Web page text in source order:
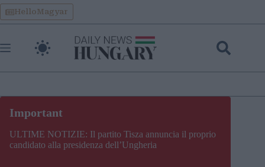
Skip
to
content
HelloMagyar
ULTIME NOTIZIE: Il partito Tisza annuncia il proprio
candidato alla presidenza dell’Ungheria